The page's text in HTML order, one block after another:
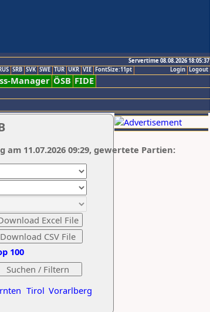
Servertime 08.08.2026 18:05:37
Logout
Login
SRB SVK SWE TUR UKR VIE FontSize:11pt
Manager ÖSB FIDE
Tirol Vorarlberg
100
am 11.07.2026 09:29, gewertete Partien: